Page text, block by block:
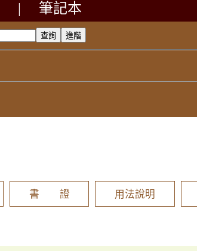
筆記本
書 證 用法說明